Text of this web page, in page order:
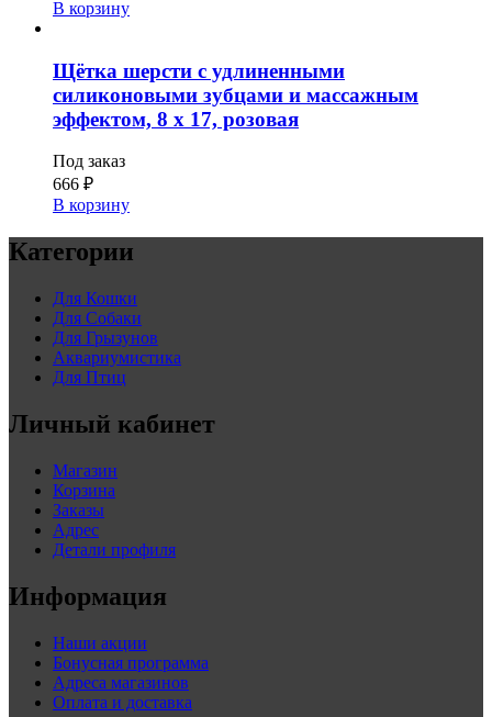
В корзину
Щётка шерсти с удлиненными
силиконовыми зубцами и массажным
эффектом, 8 х 17, розовая
Под заказ
666 ₽
В корзину
Категории
Для Кошки
Для Собаки
Для Грызунов
Аквариумистика
Для Птиц
Личный кабинет
Магазин
Корзина
Заказы
Адрес
Детали профиля
Информация
Наши акции
Бонусная программа
Адреса магазинов
Оплата и доставка